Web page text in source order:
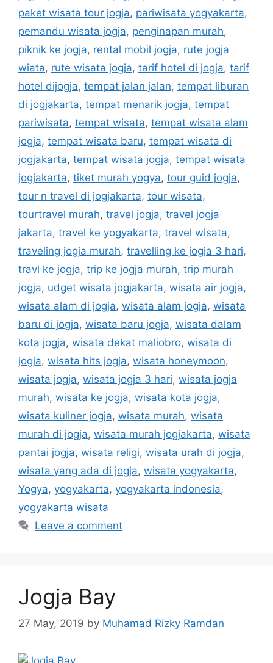
paket wisata tour jogja, pariwisata yogyakarta,
pemandu wisata jogja, penginapan murah,
piknik ke jogja, rental mobil jogja, rute jogja
wiata, rute wisata jogja, tarif hotel di jogja, tarif
hotel dijogja, tempat jalan jalan, tempat liburan
di jogjakarta, tempat menarik jogja, tempat
pariwisata, tempat wisata, tempat wisata alam
jogja, tempat wisata baru, tempat wisata di
jogjakarta, tempat wisata jogja, tempat wisata
jogjakarta, tiket murah yogya, tour guid jogja,
tour n travel di jogjakarta, tour wisata,
tourtravel murah, travel jogja, travel jogja
jakarta, travel ke yogyakarta, travel wisata,
traveling jogja murah, travelling ke jogja 3 hari,
travl ke jogja, trip ke jogja murah, trip murah
jogja, udget wisata jogjakarta, wisata air jogja,
wisata alam di jogja, wisata alam jogja, wisata
baru di jogja, wisata baru jogja, wisata dalam
kota jogja, wisata dekat maliobro, wisata di
jogja, wisata hits jogja, wisata honeymoon,
wisata jogja, wisata jogja 3 hari, wisata jogja
murah, wisata ke jogja, wisata kota jogja,
wisata kuliner jogja, wisata murah, wisata
murah di jogja, wisata murah jogjakarta, wisata
pantai jogja, wisata religi, wisata urah di jogja,
wisata yang ada di jogja, wisata yogyakarta,
Yogya, yogyakarta, yogyakarta indonesia,
yogyakarta wisata
Leave a comment
Jogja Bay
27 May, 2019 by Muhamad Rizky Ramdan